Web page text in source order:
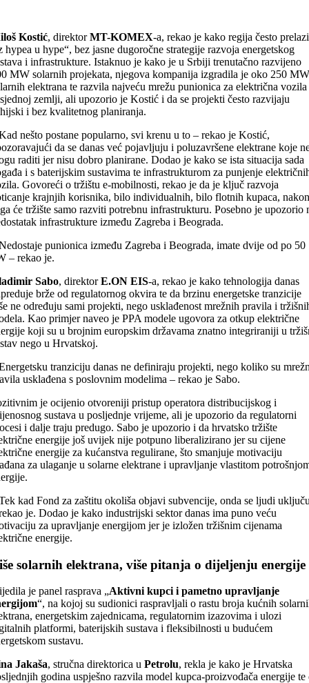
Kostić, direktorMT-KOMEX-a, rekao je kako regija često prelazi
hypea u hype“, bez jasne dugoročne strategije razvoja energetskog
i infrastrukture. Istaknuo je kako je u Srbiji trenutačno razvijeno
MW solarnih projekata, njegova kompanija izgradila je oko 250 MW
elektrana te razvila najveću mrežu punionica za električna vozila
zemlji, ali upozorio je Kostić i da se projekti često razvijaju
i bez kvalitetnog planiranja.
nešto postane popularno, svi krenu u to – rekao je Kostić,
da se danas već pojavljuju i poluzavršene elektrane koje
raditi jer nisu dobro planirane. Dodao je kako se ista situacija sada
i s baterijskim sustavima te infrastrukturom za punjenje
Govoreći o tržištu e-mobilnosti, rekao je da je ključ razvoja
krajnjih korisnika, bilo individualnih, bilo flotnih kupaca, nakon
će tržište samo razviti potrebnu infrastrukturu. Posebno je upozorio
infrastrukture između Zagreba i Beograda.
punionica između Zagreba i Beograda, imate dvije od po 50
– rekao je.
Sabo, direktorE.ON EIS-a, rekao je kako tehnologija danas
brže od regulatornog okvira te da brzinu energetske tranzicije
ne određuju sami projekti, nego usklađenost mrežnih pravila i
Kao primjer naveo je PPA modele ugovora za otkup električne
koji su u brojnim europskim državama znatno integriraniji u
nego u Hrvatskoj.
tranziciju danas ne definiraju projekti, nego koliko su
usklađena s poslovnim modelima – rekao je Sabo.
je ocijenio otvoreniji pristup operatora distribucijskog i
sustava u posljednje vrijeme, ali je upozorio da regulatorni
i dalje traju predugo. Sabo je upozorio i da hrvatsko tržište
energije još uvijek nije potpuno liberalizirano jer su cijene
energije za kućanstva regulirane, što smanjuje motivaciju
za ulaganje u solarne elektrane i upravljanje vlastitom
kad Fond za zaštitu okoliša objavi subvencije, onda se ljudi
je. Dodao je kako industrijski sektor danas ima puno veću
za upravljanje energijom jer je izložen tržišnim cijenama
energije.
solarnih elektrana, više pitanja o dijeljenju energije
je panel rasprava „Aktivni kupci i pametno upravljanje
“, na kojoj su sudionici raspravljali o rastu broja kućnih
energetskim zajednicama, regulatornim izazovima i ulozi
platformi, baterijskih sustava i fleksibilnosti u budućem
sustavu.
Jakaša, stručna direktorica u Petrolu, rekla je kako je Hrvatska
godina uspješno razvila model kupca-proizvođača energije te